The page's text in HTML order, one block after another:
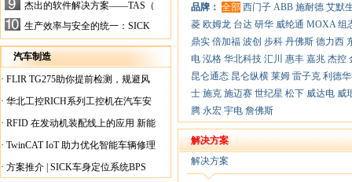
杰出的软件解决方案——TAS（
Turck Automation Suite）
生产效率与安全的统一：SICK
关于机器人技术传感器解决方案
的采访
汽车制造
· FLIR TG275助你提前检测，规避风
险！
· 华北工控RICH系列工控机在汽车安
全检测行业中的应用
· RFID 在发动机装配线上的应用 新能
源汽车爆炸频发？
· TwinCAT IoT 助力优化智能车辆修理
· 方案推介 | SICK车身定位系统BPS
品牌： 全部 西门子 ABB 施耐德 艾默
菱 欧姆龙 台达 研华 威纶通 MOXA 组
鼎实 倍加福 波创 步科 丹佛斯 德力西
电 泓格 华北科技 汇川 惠丰 嘉兆 杰控
昆仑通态 昆仑纵横 莱姆 雷子克 利德
士 施克 施迈赛 世纪星 松下 威达电 威
腾 永宏 宇电 詹佛斯
解决方案
解决方案